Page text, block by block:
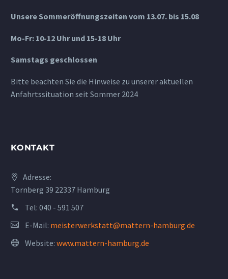
Unsere Sommeröffnungszeiten vom 13.07. bis 15.08
Mo-Fr: 10-12 Uhr und 15-18 Uhr
Samstags geschlossen
Bitte beachten Sie die Hinweise zu unserer aktuellen
Anfahrtssituation seit Sommer 2024
KONTAKT
Adresse:
Tornberg 39 22337 Hamburg
Tel: 040 - 591 507
E-Mail: meisterwerkstatt@mattern-hamburg.de
Website: www.mattern-hamburg.de